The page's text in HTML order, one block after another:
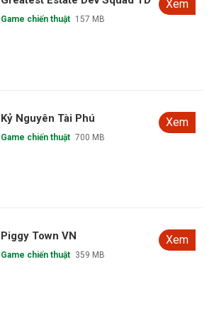
Game chiến thuật 157 MB
Xem
Kỷ Nguyên Tài Phú
Game chiến thuật 700 MB
Xem
Piggy Town VN
Game chiến thuật 359 MB
Xem